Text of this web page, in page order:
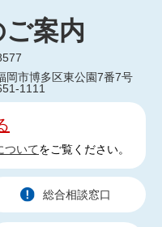
案内
岡市博多区東公園7番7号
1111
ついてをご覧ください。
総合相談窓口